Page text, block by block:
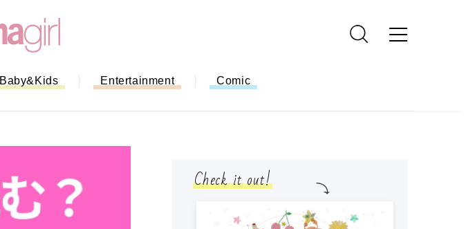
Baby&Kids Entertainment Comic
Check it out!